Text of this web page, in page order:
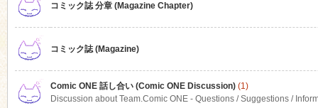
コミック誌 分章 (Magazine Chapter)
コミック誌 (Magazine)
Comic ONE 話し合い (Comic ONE Discussion)(1)
Discussion about Team.Comic ONE - Questions / Suggestions /